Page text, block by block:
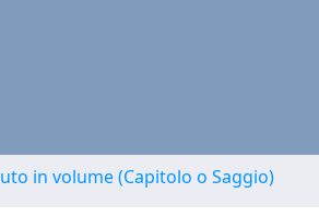
in volume (Capitolo o Saggio)